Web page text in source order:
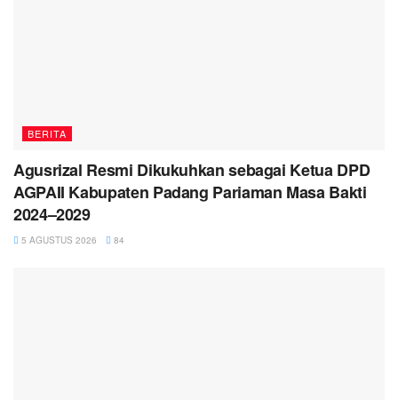
BERITA
Agusrizal Resmi Dikukuhkan sebagai Ketua DPD
AGPAII Kabupaten Padang Pariaman Masa Bakti
2024–2029
5 AGUSTUS 2026 84